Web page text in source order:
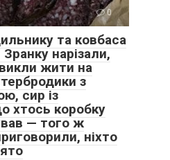
0
та ковбаса
нарізали,
жити на
з
сир із
хтось коробку
— того ж
ніхто